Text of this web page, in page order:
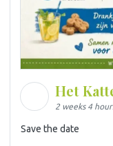
Het
2 weeks 4
Save the date